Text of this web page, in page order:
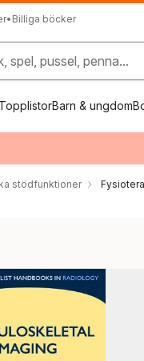
• Billiga böcker
spel, pussel, penna...
TopplistorBarn & ungdom
stödfunktioner